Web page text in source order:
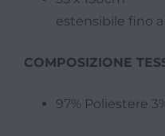
estensibile fino
COMPOSIZIONE
97% Poliestere